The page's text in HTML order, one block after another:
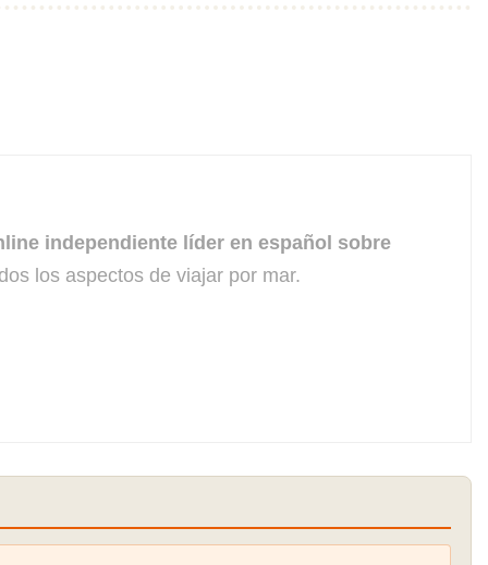
independiente líder en español sobre
los aspectos de viajar por mar.